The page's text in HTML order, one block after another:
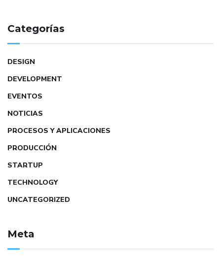
Categorías
DESIGN
DEVELOPMENT
EVENTOS
NOTICIAS
PROCESOS Y APLICACIONES
PRODUCCIÓN
STARTUP
TECHNOLOGY
UNCATEGORIZED
Meta